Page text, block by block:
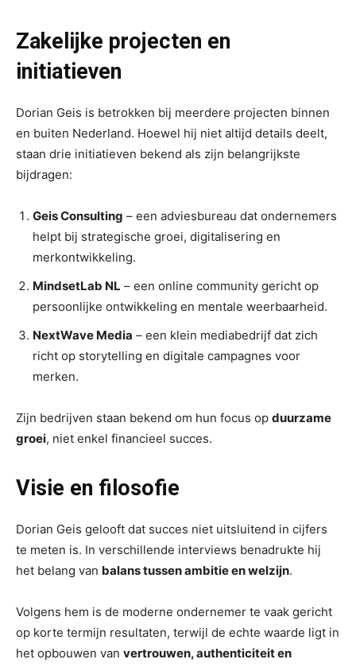
Zakelijke projecten en
initiatieven
Dorian Geis is betrokken bij meerdere projecten binnen
en buiten Nederland. Hoewel hij niet altijd details deelt,
staan drie initiatieven bekend als zijn belangrijkste
bijdragen:
Geis Consulting – een adviesbureau dat ondernemers
helpt bij strategische groei, digitalisering en
merkontwikkeling.
MindsetLab NL – een online community gericht op
persoonlijke ontwikkeling en mentale weerbaarheid.
NextWave Media – een klein mediabedrijf dat zich
richt op storytelling en digitale campagnes voor
merken.
Zijn bedrijven staan bekend om hun focus op duurzame
groei, niet enkel financieel succes.
Visie en filosofie
Dorian Geis gelooft dat succes niet uitsluitend in cijfers
te meten is. In verschillende interviews benadrukte hij
het belang van balans tussen ambitie en welzijn.
Volgens hem is de moderne ondernemer te vaak gericht
op korte termijn resultaten, terwijl de echte waarde ligt in
het opbouwen van vertrouwen, authenticiteit en